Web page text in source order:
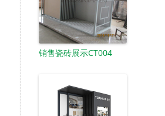
销售瓷砖展示CT004